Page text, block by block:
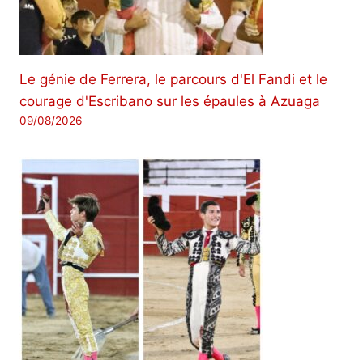
Le génie de Ferrera, le parcours d'El Fandi et le
courage d'Escribano sur les épaules à Azuaga
09/08/2026